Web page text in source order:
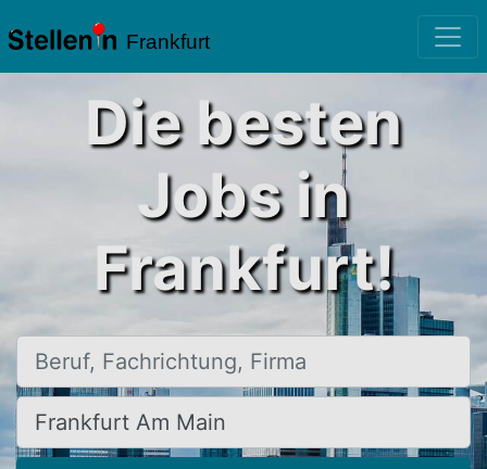
Frankfurt
Die besten
Jobs in
Frankfurt!
Beruf, Fachrichtung, Firma
Ort, Stadt